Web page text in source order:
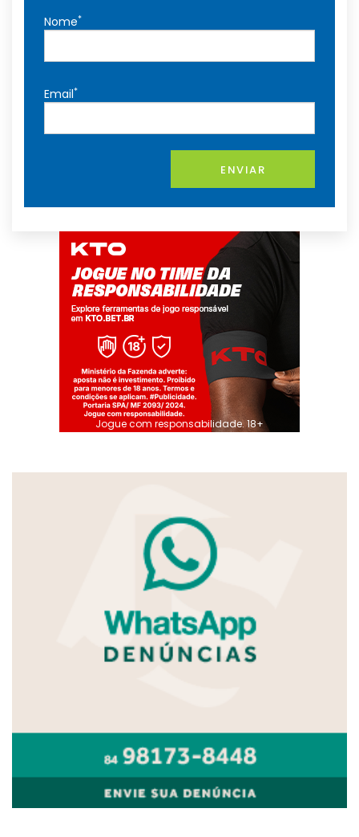
Nome*
Email*
ENVIAR
Jogue com responsabilidade. 18+